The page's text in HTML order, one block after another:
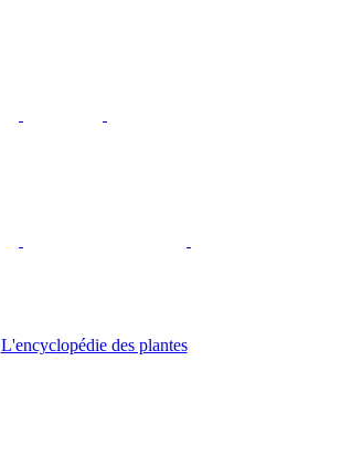
L'encyclopédie des plantes